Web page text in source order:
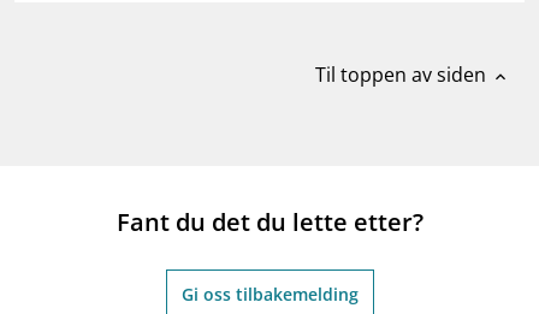
Til toppen av siden expand_less
Fant du det du lette etter?
Gi oss tilbakemelding